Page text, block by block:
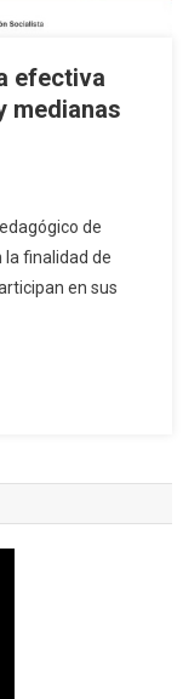
efectiva
medianas
de
finalidad de
en sus